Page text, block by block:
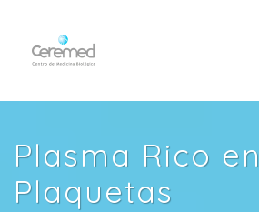
Plasma Rico en
Plaquetas